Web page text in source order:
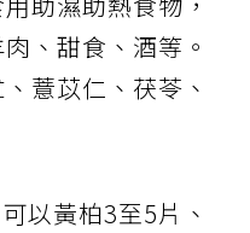
、甜食、酒等。
薏苡仁、茯苓、
可以黃柏3至5片、